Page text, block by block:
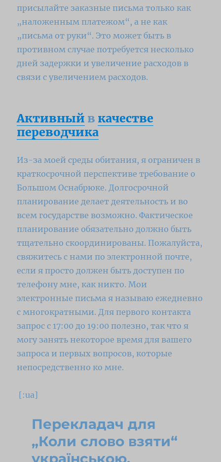
присылайте заказные письма только как
„наложенным платежом“, а не как
„письма от руки“. Это может быть в
противном случае потребуется несколько
дней задержки и увеличение расходов в
связи с увеличением расходов.
Активный в качестве
переводчика
Из-за моей среды обитания, я ограничен в
краткосрочной перспективе требование о
Большом Оснабрюке. Долгосрочной
планирование делает деятельность и во
всем государстве возможно. Фактическое
планирование обязательно должно быть
тщательно скоординированы. Пожалуйста,
свяжитесь с нами по электронной почте,
если я просто должен быть доступен по
телефону мне, как никто. Мои
электронные письма я называю ежедневно
с многократными. Для первого контакта
запрос с 17:00 до 19:00 полезно, так что я
могу занять некоторое время для вашего
запроса и первых вопросов, которые
непосредственно ко мне.
[:ua]
Перекладач для
„Коли слово взяти“